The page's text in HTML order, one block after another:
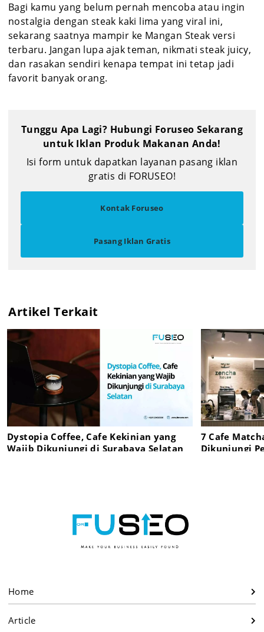
Bagi kamu yang belum pernah mencoba atau ingin
nostalgia dengan steak kaki lima yang viral ini,
sekarang saatnya mampir ke Mangan Steak versi
terbaru. Jangan lupa ajak teman, nikmati steak juicy,
dan rasakan sendiri kenapa tempat ini tetap jadi
favorit banyak orang.
Tunggu Apa Lagi? Hubungi Foruseo Sekarang
untuk Iklan Produk Makanan Anda!
Isi form untuk dapatkan layanan pasang iklan
gratis di FORUSEO!
Kontak Foruseo
Pasang Iklan Gratis
Artikel Terkait
Dystopia Coffee, Cafe Kekinian yang
Wajib Dikunjungi di Surabaya Selatan
7 Cafe
Dikunjungi
Home
Article